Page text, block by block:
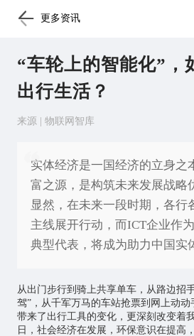
更多资讯
“车轮上的智能化”，
出行生活？
来源 | 物联网智库
实体经济是一国经济的立身之
富之源，是构筑未来发展战略
显然，在未来一段时期，各行
主线展开行动，而ICT企业作
典型代表，将成为助力中国实
从出门步行到骑上共享单车，从路边招
驾”，从千军万马的车站抢票到网上动
带来了出行工具的变化，更深刻改变着
日，社会经济在发展，环保意识在提高